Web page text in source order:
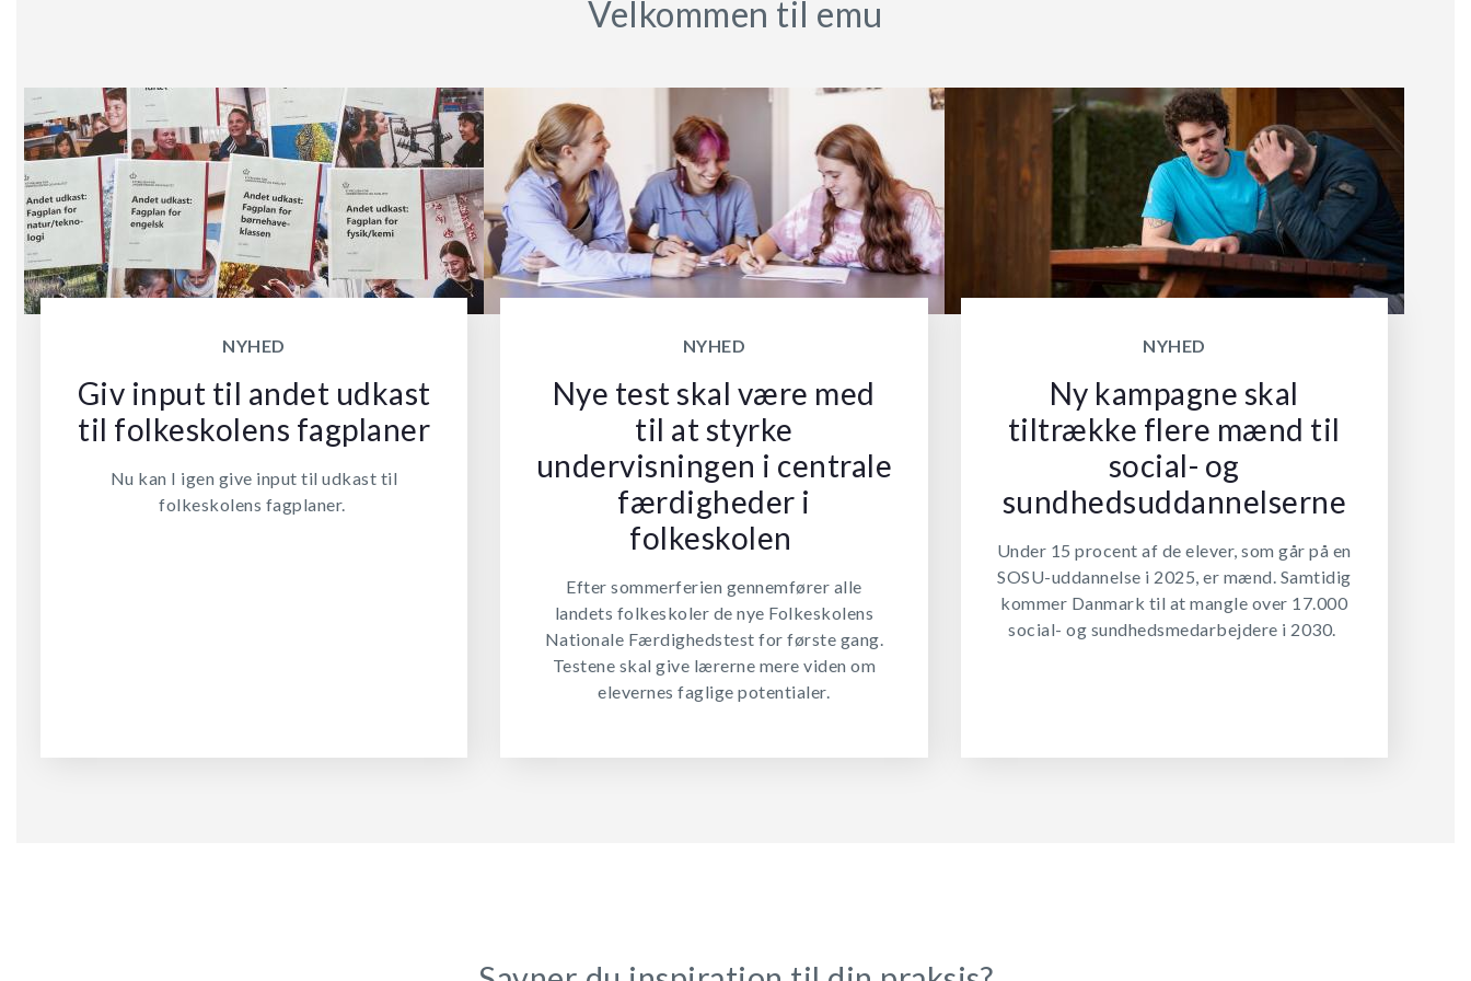
Velkommen til emu
NYHED
Giv input til andet udkast
til folkeskolens fagplaner
Nu kan I igen give input til udkast til
folkeskolens fagplaner.
NYHED
Nye test skal være med
til at styrke
undervisningen i centrale
færdigheder i
folkeskolen
Efter sommerferien gennemfører alle
landets folkeskoler de nye Folkeskolens
Nationale Færdighedstest for første gang.
Testene skal give lærerne mere viden om
elevernes faglige potentialer.
NYHED
Ny kampagne skal
tiltrække flere mænd til
social- og
sundhedsuddannelserne
Under 15 procent af de elever, som går på en
SOSU-uddannelse i 2025, er mænd. Samtidig
kommer Danmark til at mangle over 17.000
social- og sundhedsmedarbejdere i 2030.